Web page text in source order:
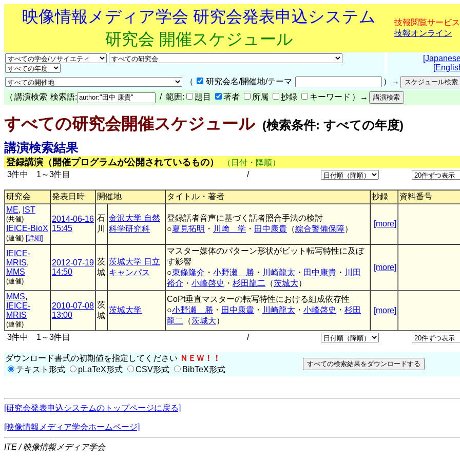
映像情報メディア学会 研究会発表申込システム
研究会 開催スケジュール
技報閲覧サービス
技報オンライン
（
研究会名/開催地/テーマ
）→
（ 講演検索 検索語: / 範囲: 題目 著者 所属 抄録 キーワード ）→
すべての研究会開催スケジュール(検索条件: すべての年度)
講演検索結果
登録講演（開催プログラムが公開されているもの）
（日付・降順）
3件中 1～3件目
/
研究会 発表日時 開催地 タイトル・著者 抄録
資料番号
ME, IST
(共催)
IEICE-BioX
(連催) [詳細]
2014-06-16
15:45
石
川
金沢大学 自然
科学研究科
登録話者音声に基づく話者照合手法の検討
○夏見拓明 ・ 川﨑 学 ・ 田中康貴 （綜合警備保障）
[more]
IEICE-
MRIS,
MMS
(連催)
2012-07-19
14:50
茨
城
茨城大学 日立
キャンパス
マスター媒体のパターン形状がビット転写特性に及ぼ
す影響
○東條隆介 ・ 小野瀬 勝 ・ 川崎龍太 ・ 田中康貴 ・ 川田
裕介 ・ 小峰啓史 ・ 杉田龍二 （茨城大）
[more]
MMS,
IEICE-
MRIS
(連催)
2010-07-08
13:00
茨
城
茨城大学
CoPt垂直マスターの転写特性における組成依存性
○小野瀬 勝 ・ 田中康貴 ・ 川崎龍太 ・ 小峰啓史 ・ 杉田
龍二
（茨城大）
[more]
3件中 1～3件目 /
ダウンロード書式の初期値を指定してください ＮＥＷ！！
テキスト形式
pLaTeX形式 CSV形式 BibTeX形式
[研究会発表申込システムのトップページに戻る]
[映像情報メディア学会ホームページ]
ITE / 映像情報メディア学会